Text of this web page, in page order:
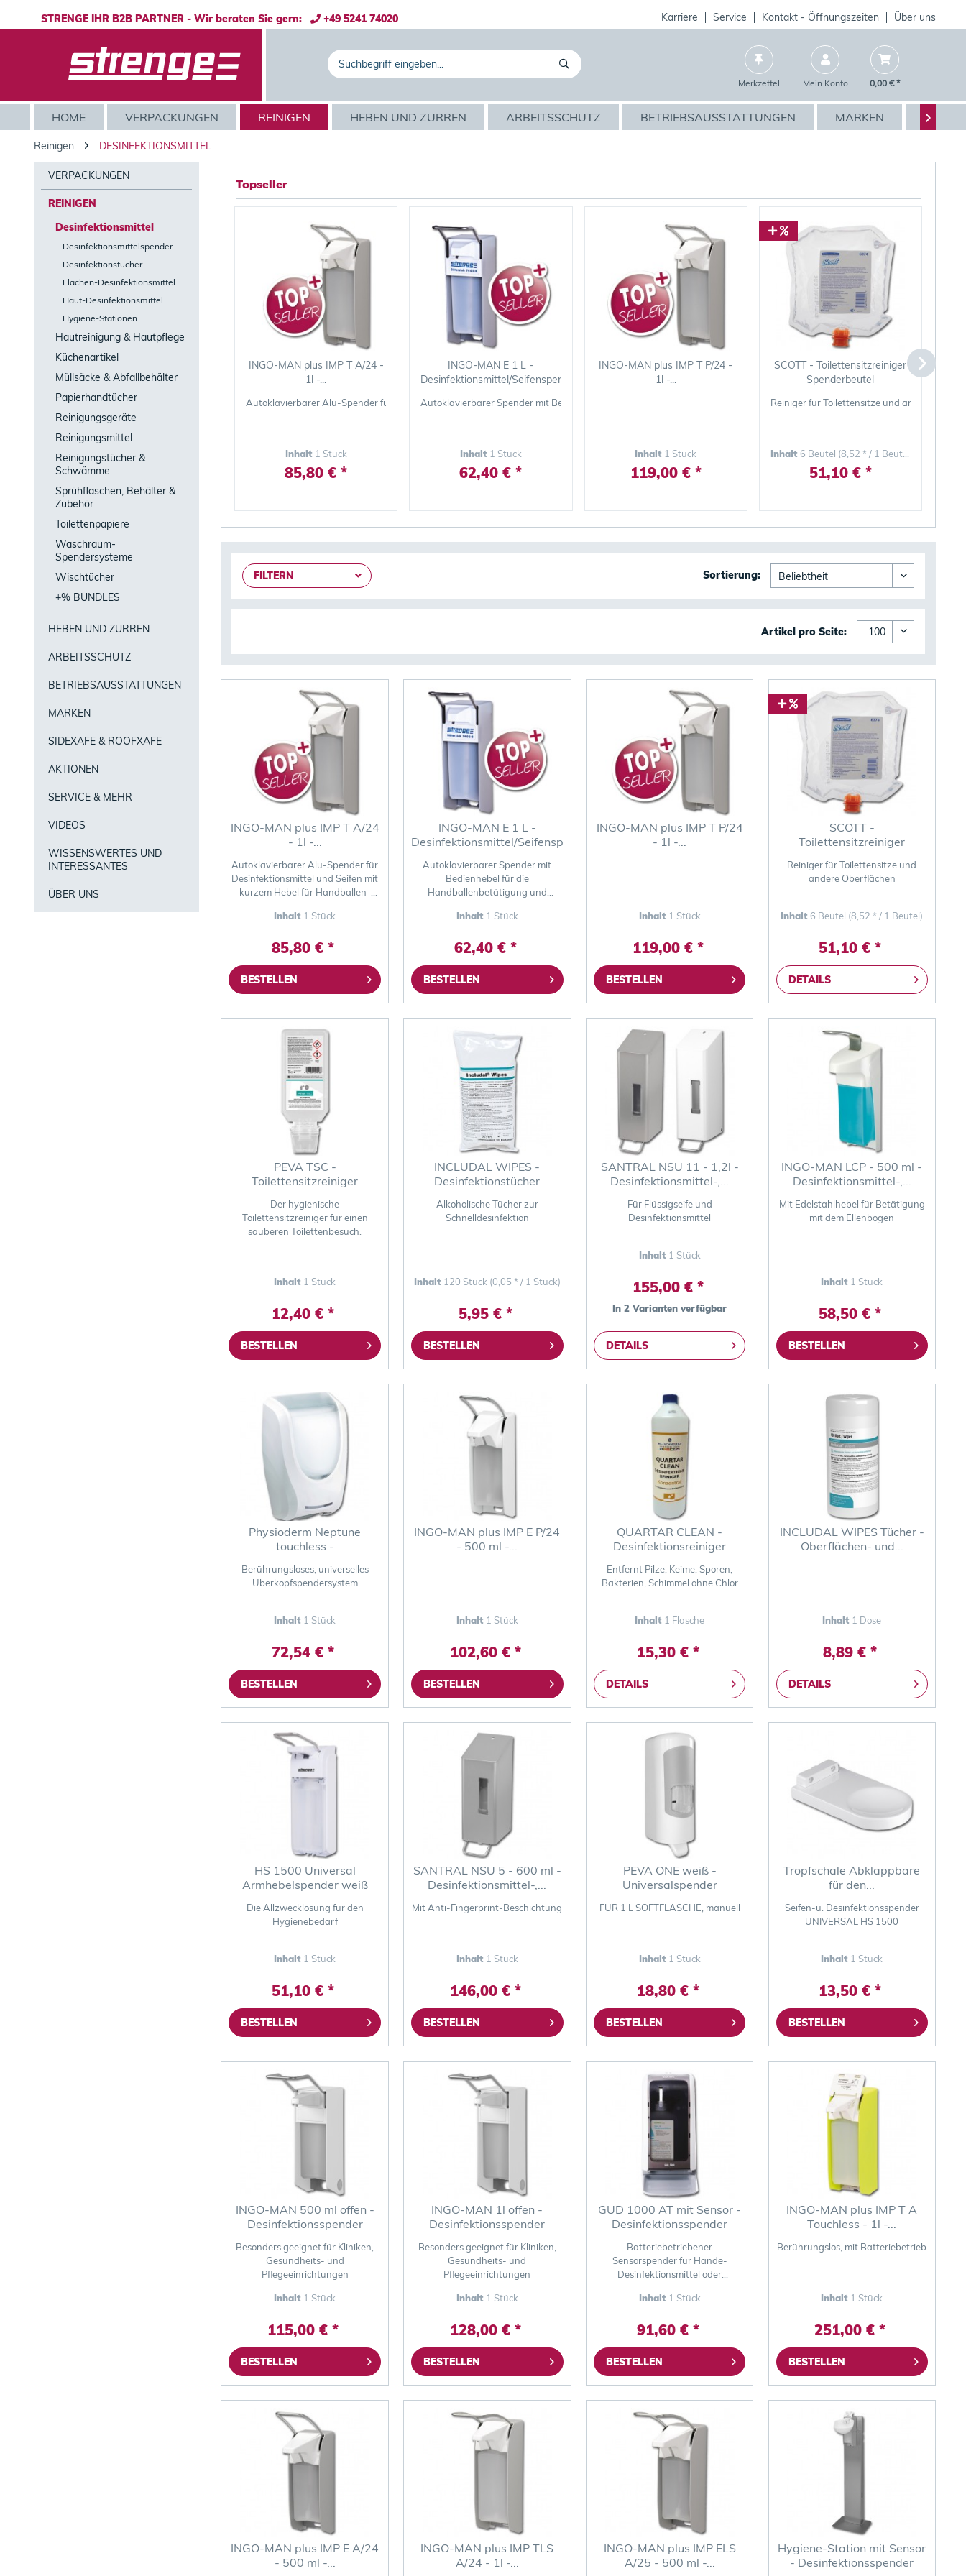
STRENGE IHR B2B PARTNER - Wir beraten Sie gern: +49 5241 74020 Karriere Service Kontakt - Öffnungszeiten Über uns
Merkzettel Mein Konto 0,00 € *
HOME VERPACKUNGEN REINIGEN HEBEN UND ZURREN ARBEITSSCHUTZ BETRIEBSAUSSTATTUNGEN MARKEN 
Reinigen DESINFEKTIONSMITTEL
VERPACKUNGEN
REINIGEN
Desinfektionsmittel
Desinfektionsmittelspender
Desinfektionstücher
Flächen-Desinfektionsmittel
Haut-Desinfektionsmittel
Hygiene-Stationen
Hautreinigung & Hautpflege
Küchenartikel
Müllsäcke & Abfallbehälter
Papierhandtücher
Reinigungsgeräte
Reinigungsmittel
Reinigungstücher &
Schwämme
Sprühflaschen, Behälter &
Zubehör
Toilettenpapiere
Waschraum-
Spendersysteme
Wischtücher
+% BUNDLES
HEBEN UND ZURREN
ARBEITSSCHUTZ
BETRIEBSAUSSTATTUNGEN
MARKEN
SIDEXAFE & ROOFXAFE
AKTIONEN
SERVICE & MEHR
VIDEOS
WISSENSWERTES UND
INTERESSANTES
ÜBER UNS
Topseller
INGO-MAN plus IMP T A/24 -
1l -...
Autoklavierbarer Alu-Spender für Desinfektionsmittel und Seifen mit kurzem Hebel für Handballen-Betätigung
Inhalt 1 Stück
85,80 € *
INGO-MAN E 1 L -
Desinfektionsmittel/Seifenspender
Autoklavierbarer Spender mit Bedienhebel für die Handballenbetätigung und austauschbarer Pumpe
Inhalt 1 Stück
62,40 € *
INGO-MAN plus IMP T P/24 -
1l -...
Inhalt 1 Stück
119,00 € *
SCOTT - Toilettensitzreiniger
Spenderbeutel
Reiniger für Toilettensitze und andere
Inhalt 6 Beutel (8,52 * / 1 Beutel)
51,10 € *
FILTERN Sortierung:
Artikel pro Seite:
INGO-MAN plus IMP T A/24
- 1l -...
Autoklavierbarer Alu-Spender für
Desinfektionsmittel und Seifen mit
kurzem Hebel für Handballen-
Inhalt 1 Stück
85,80 € *
BESTELLEN
INGO-MAN E 1 L -
Desinfektionsmittel/Seifenspender
Autoklavierbarer Spender mit
Bedienhebel für die
Handballenbetätigung und
Inhalt 1 Stück
62,40 € *
BESTELLEN
INGO-MAN plus IMP T P/24
- 1l -...
Inhalt 1 Stück
119,00 € *
BESTELLEN
SCOTT -
Toilettensitzreiniger
Reiniger für Toilettensitze und
andere Oberflächen
Inhalt6 Beutel (8,52 * / 1 Beutel)
51,10 € *
DETAILS
PEVA TSC -
Toilettensitzreiniger
Der hygienische
Toilettensitzreiniger für einen
sauberen Toilettenbesuch.
Inhalt 1 Stück
12,40 € *
BESTELLEN
INCLUDAL WIPES -
Desinfektionstücher
Alkoholische Tücher zur
Schnelldesinfektion
Inhalt 120 Stück (0,05 * / 1 Stück)
5,95 € *
BESTELLEN
SANTRAL NSU 11 - 1,2l -
Desinfektionsmittel-,...
Für Flüssigseife und
Desinfektionsmittel
Inhalt 1 Stück
155,00 € *
In 2 Varianten verfügbar
DETAILS
INGO-MAN LCP - 500 ml -
Desinfektionsmittel-,...
Mit Edelstahlhebel für Betätigung
mit dem Ellenbogen
Inhalt 1 Stück
58,50 € *
BESTELLEN
Physioderm Neptune
touchless -
Berührungsloses, universelles
Überkopfspendersystem
Inhalt 1 Stück
72,54 € *
BESTELLEN
INGO-MAN plus IMP E P/24
- 500 ml -...
Inhalt 1 Stück
102,60 € *
BESTELLEN
QUARTAR CLEAN -
Desinfektionsreiniger
Entfernt Pilze, Keime, Sporen,
Bakterien, Schimmel ohne Chlor
Inhalt 1 Flasche
15,30 € *
DETAILS
INCLUDAL WIPES Tücher -
Oberflächen- und...
Inhalt 1 Dose
8,89 € *
DETAILS
HS 1500 Universal
Armhebelspender weiß
Die Allzwecklösung für den
Hygienebedarf
Inhalt 1 Stück
51,10 € *
BESTELLEN
SANTRAL NSU 5 - 600 ml -
Desinfektionsmittel-,...
Mit Anti-Fingerprint-Beschichtung
Inhalt 1 Stück
146,00 € *
BESTELLEN
PEVA ONE weiß -
Universalspender
FÜR 1 L SOFTFLASCHE, manuell
Inhalt 1 Stück
18,80 € *
BESTELLEN
Tropfschale Abklappbare
für den...
Seifen-u. Desinfektionsspender
UNIVERSAL HS 1500
Inhalt 1 Stück
13,50 € *
BESTELLEN
INGO-MAN 500 ml offen -
Desinfektionsspender
Besonders geeignet für Kliniken,
Gesundheits- und
Pflegeeinrichtungen
Inhalt 1 Stück
115,00 € *
BESTELLEN
INGO-MAN 1l offen -
Desinfektionsspender
Besonders geeignet für Kliniken,
Gesundheits- und
Pflegeeinrichtungen
Inhalt 1 Stück
128,00 € *
BESTELLEN
GUD 1000 AT mit Sensor -
Desinfektionsspender
Batteriebetriebener
Sensorspender für Hände-
Desinfektionsmittel oder
Inhalt 1 Stück
91,60 € *
BESTELLEN
INGO-MAN plus IMP T A
Touchless - 1l -...
Berührungslos, mit Batteriebetrieb
Inhalt 1 Stück
251,00 € *
BESTELLEN
INGO-MAN plus IMP E A/24
- 500 ml -...
INGO-MAN plus IMP TLS
A/24 - 1l -...
INGO-MAN plus IMP ELS
A/25 - 500 ml -...
Hygiene-Station mit Sensor
- Desinfektionsspender